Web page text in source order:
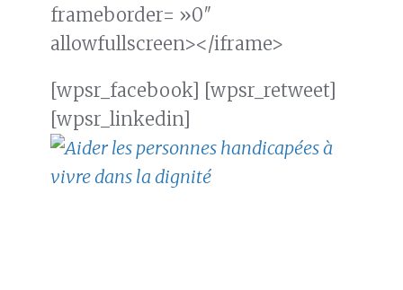
frameborder= »0″
allowfullscreen></iframe>
[wpsr_facebook] [wpsr_retweet]
[wpsr_linkedin]